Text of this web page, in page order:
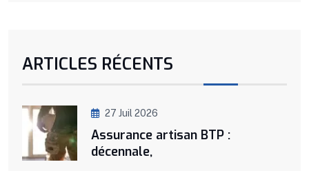
ARTICLES RÉCENTS
27 Juil 2026
Assurance artisan BTP :
décennale,